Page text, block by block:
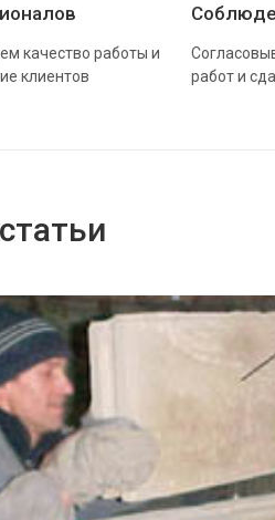
качество работы и
клиентов
работ и